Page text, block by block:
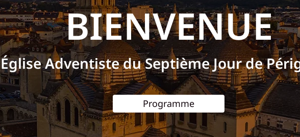
BIENVENUE
Église Adventiste du Septième Jour de
Programme